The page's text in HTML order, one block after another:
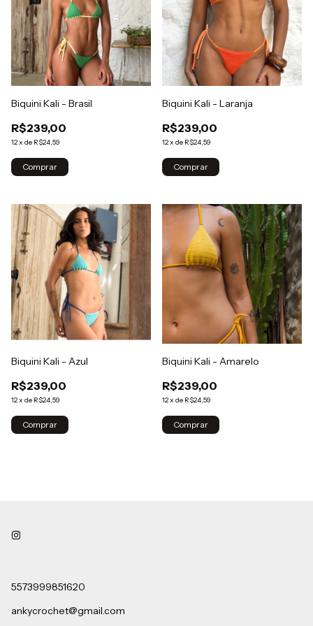
Biquini Kali - Brasil
R$239,00
12x de R$24,59
Comprar
Biquini Kali - Laranja
R$239,00
12x de R$24,59
Comprar
Biquini Kali - Azul
R$239,00
12x de R$24,59
Comprar
Biquini Kali - Amarelo
R$239,00
12x de R$24,59
Comprar
5573999851620
ankycrochet@gmail.com